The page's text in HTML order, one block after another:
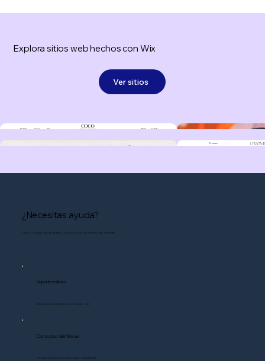
Explora sitios web hechos con Wix
Ver sitios
¿Necesitas ayuda?
Tenemos un equipo de soporte técnico en español disponible cada vez que lo necesites.
Soporte en línea
Obtén ayuda de nuestros expertos vía email o chat.
Consultas telefónicas
Programa una llamada con nuestro equipo especializado.